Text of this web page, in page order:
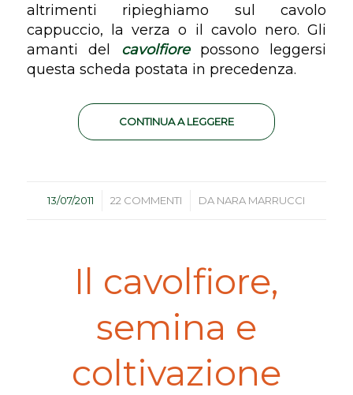
altrimenti ripieghiamo sul cavolo
cappuccio, la verza o il cavolo nero. Gli
amanti del cavolfiorepossono leggersi
questa scheda postata in precedenza.
CONTINUA A LEGGERE
13/07/2011
/ 22 COMMENTI
/ DA NARA MARRUCCI
Il cavolfiore,
semina e
coltivazione